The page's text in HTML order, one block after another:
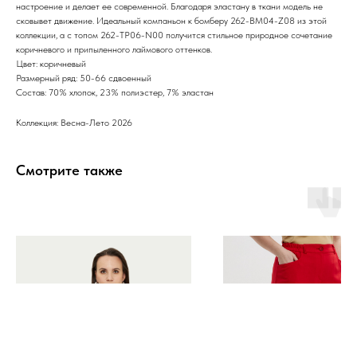
настроение и делает ее современной. Благодаря эластану в ткани модель не
сковывет движение. Идеальный компаньон к бомберу 262-BM04-Z08 из этой
коллекции, а с топом 262-TP06-N00 получится стильное природное сочетание
коричневого и припыленного лаймового оттенков.
Цвет: коричневый
Размерный ряд: 50-66 сдвоенный
Состав: 70% хлопок, 23% полиэстер, 7% эластан
Коллекция: Весна-Лето 2026
Смотрите также